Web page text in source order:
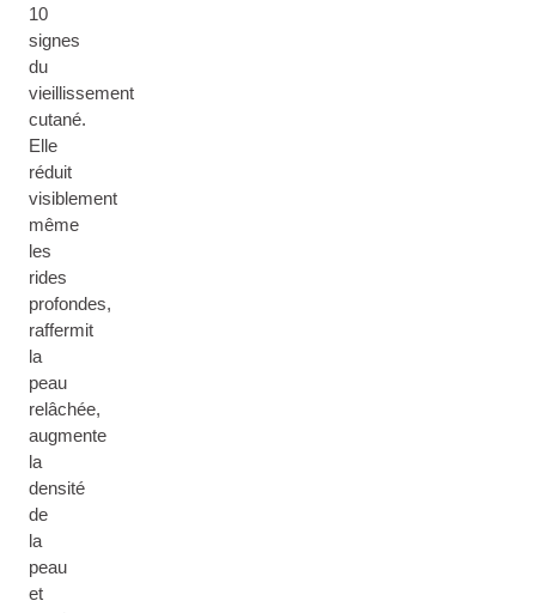
10
signes
du
vieillissement
cutané.
Elle
réduit
visiblement
même
les
rides
profondes,
raffermit
la
peau
relâchée,
augmente
la
densité
de
la
peau
et